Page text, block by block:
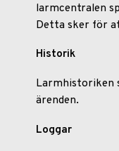
larmcentralen
Detta sker för
Historik
Larmhistoriken
ärenden.
Loggar